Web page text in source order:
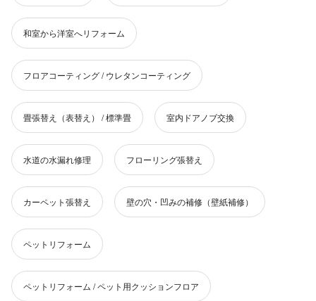
和室から洋室へリフォーム
フロアコーティング / ウレタンコーティング
畳張替え（表替え） / 標準畳 室内ドアノブ交換
水道の水漏れ修理 フローリング張替え
カーペット張替え 壁の穴・凹みの補修（壁紙補修）
ペットリフォーム
ペットリフォーム / ペット用クッションフロア